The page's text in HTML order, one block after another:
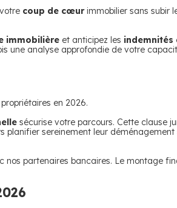
coup de cœurimmobilier sans subir
immobilière et anticipez les indemnités
une analyse approfondie de votre
en 2026.
sécurise votre parcours. Cette clause
planifier sereinement leur
nos partenaires bancaires. Le montage